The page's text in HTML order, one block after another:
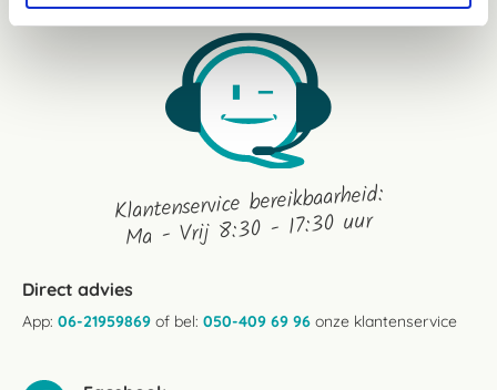
Klantenservice bereikbaarheid:
Ma - Vrij 8:30 - 17:30 uur
Direct advies
App: 06-21959869 of bel: 050-409 69 96 onze klantenservice